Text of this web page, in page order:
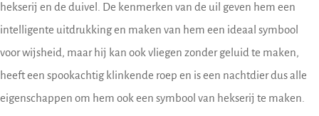
hekserij en de duivel. De kenmerken van de uil geven hem een
intelligente uitdrukking en maken van hem een ideaal symbool
voor wijsheid, maar hij kan ook vliegen zonder geluid te maken,
heeft een spookachtig klinkende roep en is een nachtdier dus alle
eigenschappen om hem ook een symbool van hekserij te maken.